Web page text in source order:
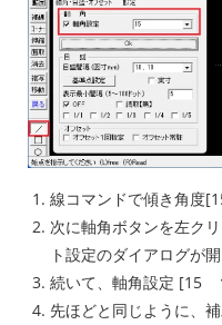
線コマンドで傾き角度
次に軸角ボタンを左ク
ト設定のダイアログが開
続いて、軸角設定 [15
先ほどと同じように、